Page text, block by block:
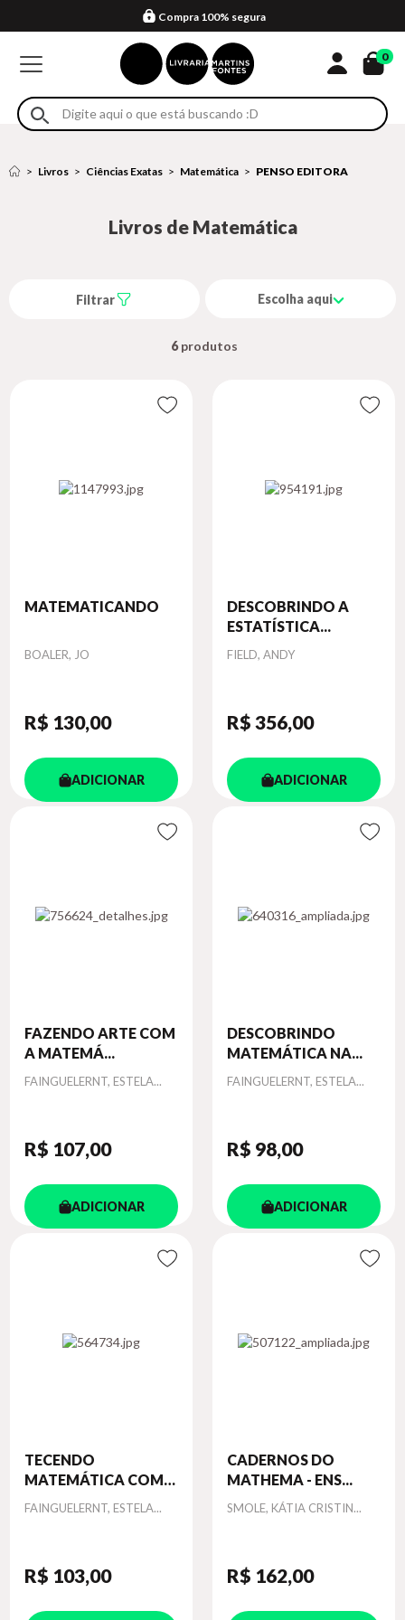
Formas de entrega
Compra 100% segura
Em até 4x sem juros no cartão*
Retire na loja
Eventos
0
Livros Ciências Exatas Matemática PENSO EDITORA
Livros de Matemática
Filtrar Escolha aqui
6
MATEMATICANDO
Autor
BOALER, JO
R$ 130,00
ADICIONAR
DESCOBRINDO A
ESTATÍSTICA...
Autor
FIELD, ANDY
R$ 356,00
ADICIONAR
FAZENDO ARTE COM
A MATEMÁ...
Autor
FAINGUELERNT, ESTELA...
R$ 107,00
ADICIONAR
DESCOBRINDO
MATEMÁTICA NA...
Autor
FAINGUELERNT, ESTELA...
R$ 98,00
ADICIONAR
TECENDO
MATEMÁTICA COM
AR...
Autor
FAINGUELERNT, ESTELA...
R$ 103,00
CADERNOS DO
MATHEMA - ENS...
Autor
SMOLE, KÁTIA CRISTIN...
R$ 162,00